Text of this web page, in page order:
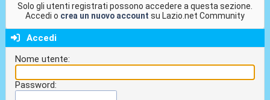
Solo gli utenti registrati possono accedere a questa sezione.
Accedi o crea un nuovo account su Lazio.net Community
Accedi
Nome utente:
Password: